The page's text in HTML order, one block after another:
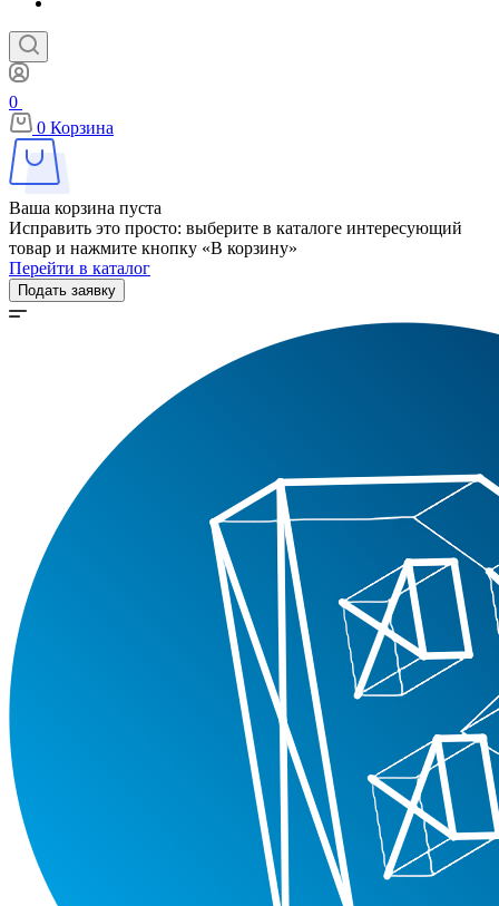
0
0 Корзина
Ваша корзина пуста
Исправить это просто: выберите в каталоге интересующий
товар и нажмите кнопку «В корзину»
Перейти в каталог
Подать заявку